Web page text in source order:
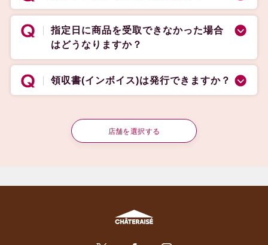
指定日に商品を受取できなかった場合
はどうなりますか？
領収書(インボイス)は発行できますか？
店舗を選択する